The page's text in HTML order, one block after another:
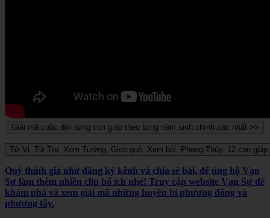
Quý thính giả nhớ đăng ký kênh và chia sẻ bài, để ủng hộ Vạn
Sự làm thêm nhiều clip bổ ích nhé! Truy cập website Vạn Sự để
khám phá và xem giải mã những huyền bí phương đông và
phương tây.